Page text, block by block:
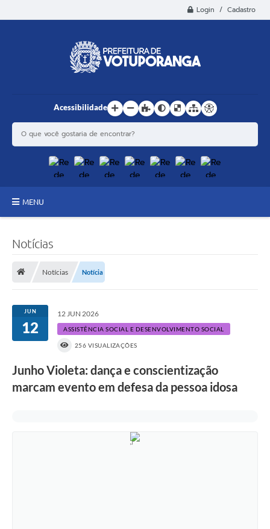
Login / Cadastro
Acessibilidade
MENU
A História
Notícias
Diário Oficial
Prestação de Contas
Notícias
Notícias Notícia
JUN
12
12 JUN 2026
ASSISTÊNCIA SOCIAL E DESENVOLVIMENTO SOCIAL
256 VISUALIZAÇÕES
Junho Violeta: dança e conscientização
marcam evento em defesa da pessoa idosa